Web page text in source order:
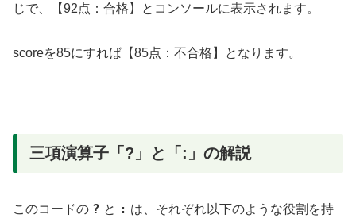
じで、【92点：合格】とコンソールに表示されます。
scoreを85にすれば【85点：不合格】となります。
三項演算子「?」と「:」の解説
このコードの ? と : は、それぞれ以下のような役割を持